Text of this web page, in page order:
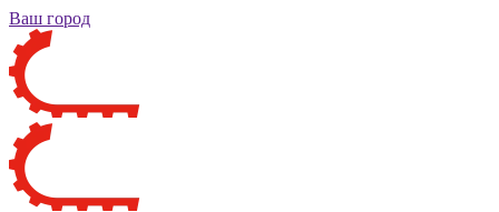
Ваш город